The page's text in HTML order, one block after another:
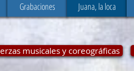
Grabaciones Juana, la loca
musicales y coreográficas